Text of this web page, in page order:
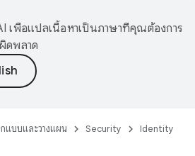
เพื่อแปลเนื้อหาเป็นภาษาที่คุณต้องการ
ดพลาด
แบบและวางแผน Security
Identity